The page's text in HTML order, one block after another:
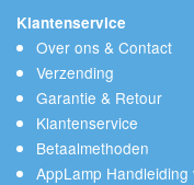
Klantenservice
Over ons & Contact
Verzending
Garantie & Retour
Klantenservice
Betaalmethoden
AppLamp